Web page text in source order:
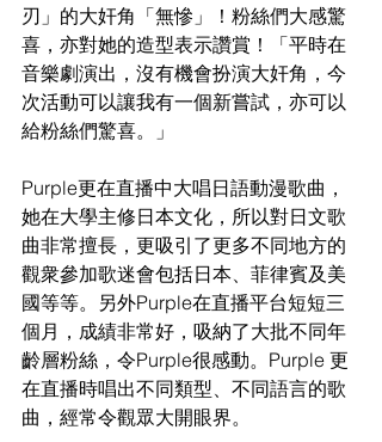
刃」的大奸角「無慘」！粉絲們大感驚
喜，亦對她的造型表示讚賞！「平時在
音樂劇演出，沒有機會扮演大奸角，今
次活動可以讓我有一個新嘗試，亦可以
給粉絲們驚喜。」
Purple更在直播中大唱日語動漫歌曲，
她在大學主修日本文化，所以對日文歌
曲非常擅長，更吸引了更多不同地方的
觀衆參加歌迷會包括日本、菲律賓及美
國等等。另外Purple在直播平台短短三
個月，成績非常好，吸納了大批不同年
齡層粉絲，令Purple很感動。Purple 更
在直播時唱出不同類型、不同語言的歌
曲，經常令觀眾大開眼界。